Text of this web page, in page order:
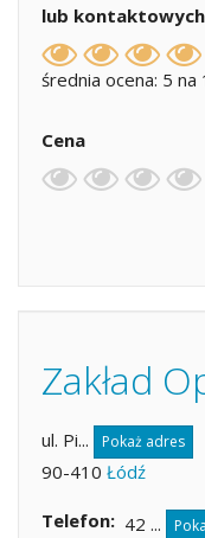
lub kontaktowych
średnia ocena: 5 na
Cena
Zakład
ul. Pi... Pokaż adres
90-410 Łódź
Telefon 42 ...